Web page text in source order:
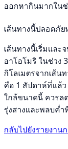
ออกหากินมากใน
เส้นทางนี้ปลอดภั
เส้นทางนี้เริ่มและ
อาโอโมริ ในช่วง
กิโลเมตรจากเส้น
คือ 1 สัปดาห์ที่แล้
ใกล้ขนาดนี้ ควรล
รุ่งสางและพลบค่
กลับไปยังรายงาน